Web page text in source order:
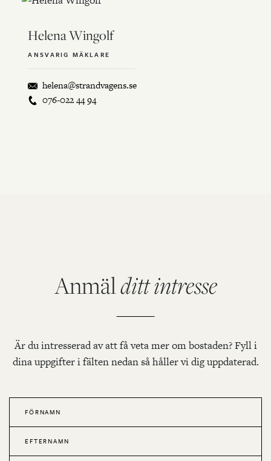
Helena Wingolf
ANSVARIG MÄKLARE
helena@strandvagens.se
076-022 44 94
Anmälditt intresse
Är du intresserad av att få veta mer om bostaden? Fyll i
dina uppgifter i fälten nedan så håller vi dig uppdaterad.